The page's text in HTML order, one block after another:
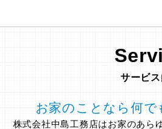
サービ
お家のことなら何
株式会社中島工務店はお家のあら